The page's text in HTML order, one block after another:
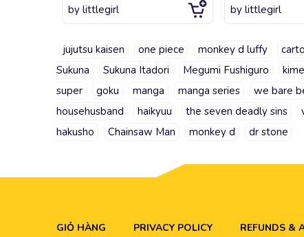
by littlegirl by littlegirl
jujutsu kaisen one piece monkey d luffy
Sukuna
Sukuna Itadori Megumi Fushiguro
super
goku manga manga series we bare
househusband
haikyuu the seven deadly sins
hakusho
Chainsaw Man monkey d dr stone
GIỎ HÀNG PRIVACY POLICY REFUNDS &